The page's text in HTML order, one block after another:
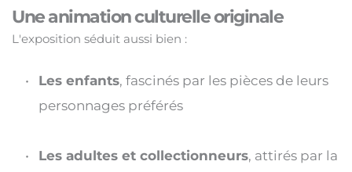
Une animation culturelle originale
L'exposition séduit aussi bien :
Les enfants, fascinés par les pièces de leurs
personnages préférés
Les adultes et collectionneurs, attirés par la